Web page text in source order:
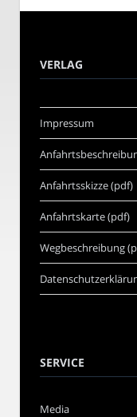
VERLAG
Impressum
Anfahrtsskizze (pdf)
Anfahrtskarte (pdf)
Wegbeschreibung
SERVICE
Media